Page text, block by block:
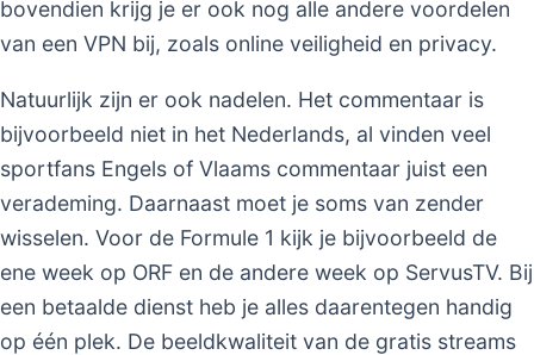
bovendien krijg je er ook nog alle andere voordelen
van een VPN bij, zoals online veiligheid en privacy.
Natuurlijk zijn er ook nadelen. Het commentaar is
bijvoorbeeld niet in het Nederlands, al vinden veel
sportfans Engels of Vlaams commentaar juist een
verademing. Daarnaast moet je soms van zender
wisselen. Voor de Formule 1 kijk je bijvoorbeeld de
ene week op ORF en de andere week op ServusTV. Bij
een betaalde dienst heb je alles daarentegen handig
op één plek. De beeldkwaliteit van de gratis streams